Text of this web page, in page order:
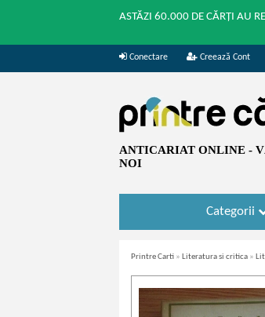
ASTĂZI 60.000 DE CĂRȚI AU
Conectare Creează Cont
ANTICARIAT ONLINE -
NOI
Categorii
Printre Carti » Literatura si critica »